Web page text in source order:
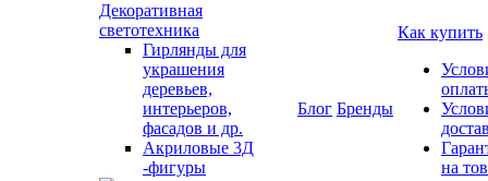
Декоративная
светотехника
Гирлянды для
украшения
деревьев,
интерьеров,
фасадов и др.
Акриловые 3Д
-фигуры
Блог Бренды
Как купить
на